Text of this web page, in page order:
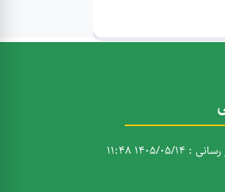
05/14 11:48